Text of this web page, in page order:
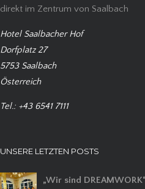
direkt im Zentrum von Saalbach
Hotel Saalbacher Hof
Dorfplatz 27
5753 Saalbach
Österreich
Tel.: +43 6541 7111
UNSERE LETZTEN POSTS
„Wir sind